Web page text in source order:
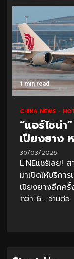
1 min read
CHINA NEWS
“แอร์ไชน่
เปียงยาง
30/03/2026
LINEแชร์เลย!
มาเปิดให้บริกา
เปียงยางอีกค
กว่า 6... อ่านต่อ